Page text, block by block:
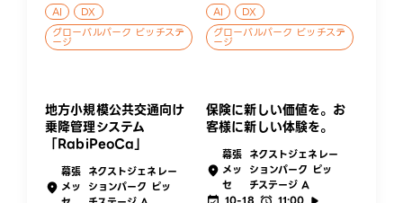
AI
DX
グローバルパーク ピッチステ
ージ
AI
DX
グローバルパーク ピッチステ
ージ
地方小規模公共交通向け
乗降管理システム
「RabiPeoCa」
幕張
メッ
ネクストジェネレー
ションパーク ピッ
保険に新しい価値を。お
客様に新しい体験を。
幕張
メッ
セ
ネクストジェネレー
ションパーク ピッ
チステージ A